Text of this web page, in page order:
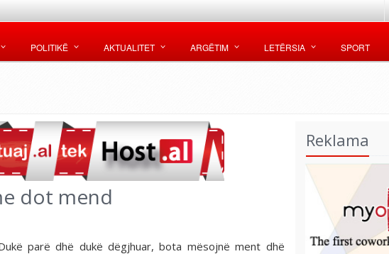
POLITIKË AKTUALITET ARGËTIM LETËRSIA SPORT
dot mend
parë dhë dukë dëgjhuar, bota mësojnë ment dhë
Reklama